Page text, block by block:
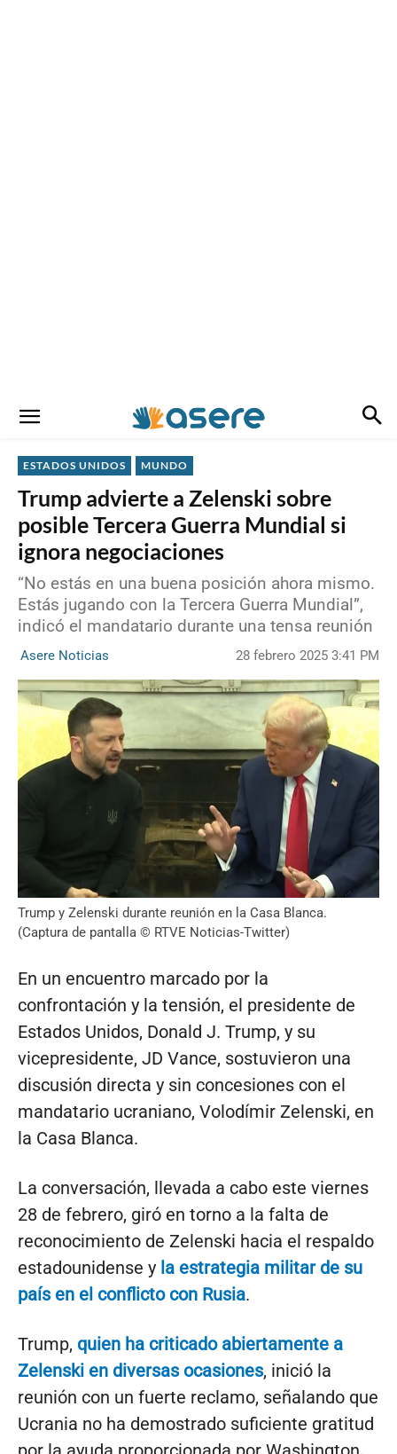
ESTADOS UNIDOS MUNDO
Trump advierte a Zelenski sobre
posible Tercera Guerra Mundial si
ignora negociaciones
“No estás en una buena posición ahora mismo.
Estás jugando con la Tercera Guerra Mundial”,
indicó el mandatario durante una tensa reunión
Asere Noticias 28 febrero 2025 3:41 PM
Trump y Zelenski durante reunión en la Casa Blanca.
(Captura de pantalla © RTVE Noticias-Twitter)
En un encuentro marcado por la
confrontación y la tensión, el presidente de
Estados Unidos, Donald J. Trump, y su
vicepresidente, JD Vance, sostuvieron una
discusión directa y sin concesiones con el
mandatario ucraniano, Volodímir Zelenski, en
la Casa Blanca.
La conversación, llevada a cabo este viernes
28 de febrero, giró en torno a la falta de
reconocimiento de Zelenski hacia el respaldo
estadounidense y la estrategia militar de su
país en el conflicto con Rusia.
Trump, quien ha criticado abiertamente a
Zelenski en diversas ocasiones, inició la
reunión con un fuerte reclamo, señalando que
Ucrania no ha demostrado suficiente gratitud